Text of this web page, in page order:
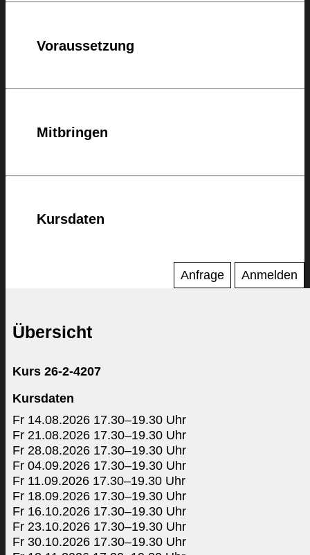
Voraussetzung
Mitbringen
Kursdaten
Anfrage Anmelden
Übersicht
Kurs 26-2-4207
Kursdaten
Fr 14.08.2026 17.30–19.30 Uhr
Fr 21.08.2026 17.30–19.30 Uhr
Fr 28.08.2026 17.30–19.30 Uhr
Fr 04.09.2026 17.30–19.30 Uhr
Fr 11.09.2026 17.30–19.30 Uhr
Fr 18.09.2026 17.30–19.30 Uhr
Fr 16.10.2026 17.30–19.30 Uhr
Fr 23.10.2026 17.30–19.30 Uhr
Fr 30.10.2026 17.30–19.30 Uhr